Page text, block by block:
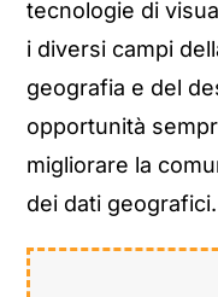
tecnologie di
i diversi campi
geografia e del
opportunità
migliorare la
dei dati geografici.